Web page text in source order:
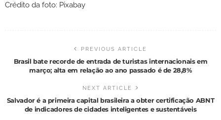
Crédito da foto: Pixabay
PREVIOUS ARTICLE
Brasil bate recorde de entrada de turistas internacionais em
março; alta em relação ao ano passado é de 28,8%
NEXT ARTICLE
Salvador é a primeira capital brasileira a obter certificação ABNT
de indicadores de cidades inteligentes e sustentáveis